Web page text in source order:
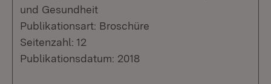
und Gesundheit
Publikationsart: Broschüre
Seitenzahl: 12
Publikationsdatum: 2018